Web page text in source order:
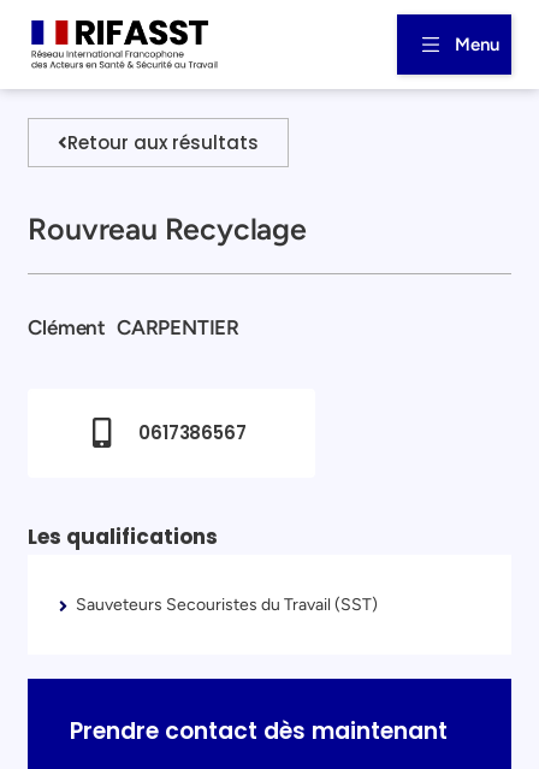
Menu
Retour aux résultats
Rouvreau Recyclage
Clément CARPENTIER
0617386567
Les qualifications
Sauveteurs Secouristes du Travail (SST)
Prendre contact dès maintenant